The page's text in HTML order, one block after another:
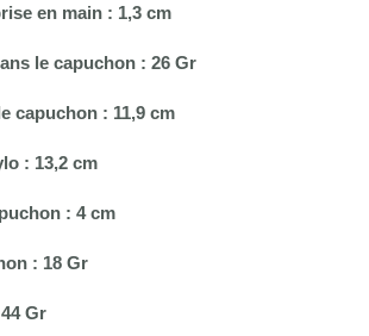
en main : 1,3 cm
le capuchon : 26 Gr
capuchon : 11,9 cm
: 13,2 cm
: 4 cm
: 18 Gr
Gr